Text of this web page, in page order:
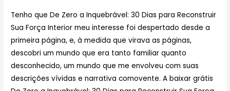
Tenho que De Zero a Inquebrável: 30 Dias para Reconstruir
Sua Força Interior meu interesse foi despertado desde a
primeira página, e, à medida que virava as páginas,
descobri um mundo que era tanto familiar quanto
desconhecido, um mundo que me envolveu com suas
descrições vívidas e narrativa comovente. A baixar grátis